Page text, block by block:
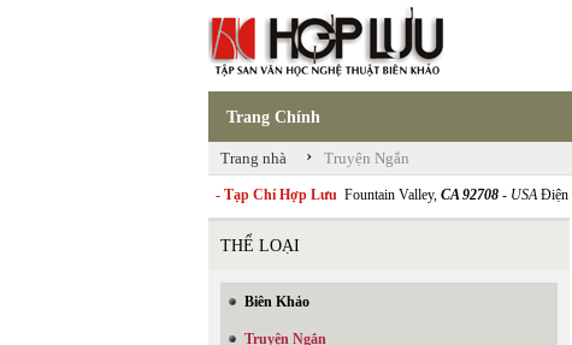
Trang Chính
Trang nhà › Truyện Ngắn
- Tạp Chí Hợp Lưu Fountain Valley, CA 92708 - USAĐiện
THỂ LOẠI
Biên Khảo
Truyện Ngắn